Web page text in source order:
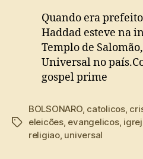
Quando era
Haddad esteve na
Templo de
Universal no
gospel prime
Tags
BOLSONARO, catolicos,
eleicões, evangelicos,
religiao, universal